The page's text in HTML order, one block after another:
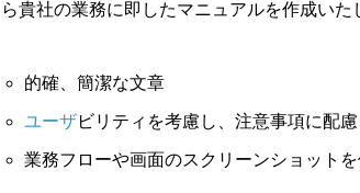
ら貴社の業務に即したマニュアルを作成いた
的確、簡潔な文章
ユーザビリティを考慮し、注意事項に配慮
業務フローや画面のスクリーンショット